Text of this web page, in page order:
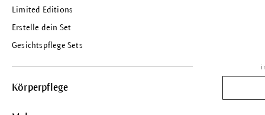
Limited Editions
Erstelle dein Set
Gesichtspflege Sets
Körperpflege